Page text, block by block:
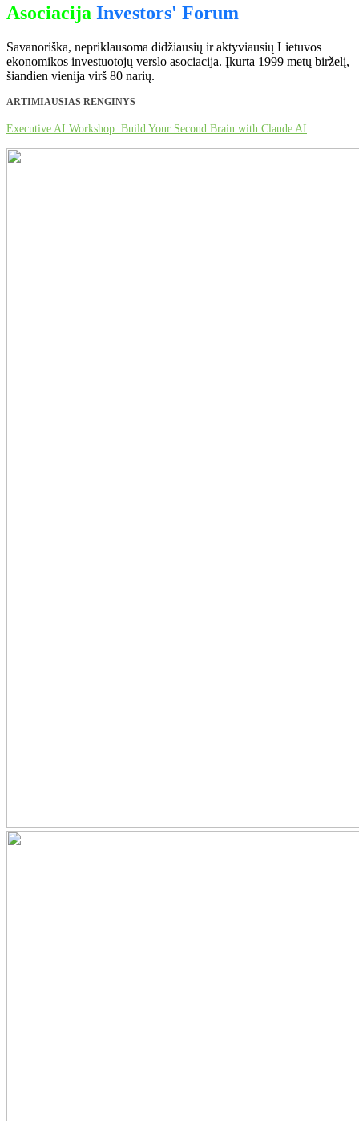
Asociacija Investors' Forum
Savanoriška, nepriklausoma didžiausių ir aktyviausių Lietuvos
ekonomikos investuotojų verslo asociacija. Įkurta 1999 metų birželį,
šiandien vienija virš 80 narių.
ARTIMIAUSIAS RENGINYS
Executive AI Workshop: Build Your Second Brain with Claude AI